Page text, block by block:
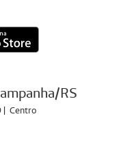
RS
| Centro